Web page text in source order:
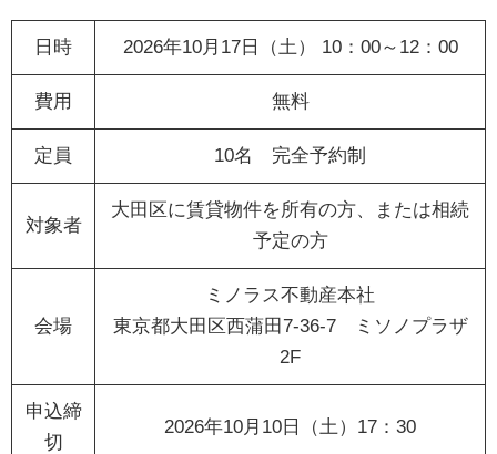
日時 2026年10月17日（土） 10：00～12：00
費用 無料
定員 10名 完全予約制
対象者
大田区に賃貸物件を所有の方、または相続
予定の方
会場
ミノラス不動産本社
東京都大田区西蒲田7-36-7 ミソノプラザ
2F
申込締
切
2026年10月10日（土）17：30